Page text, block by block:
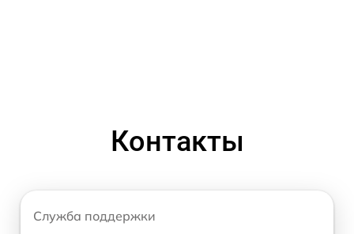
Контакты
Служба поддержки